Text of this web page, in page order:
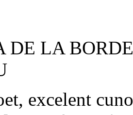
DE LA
excelent